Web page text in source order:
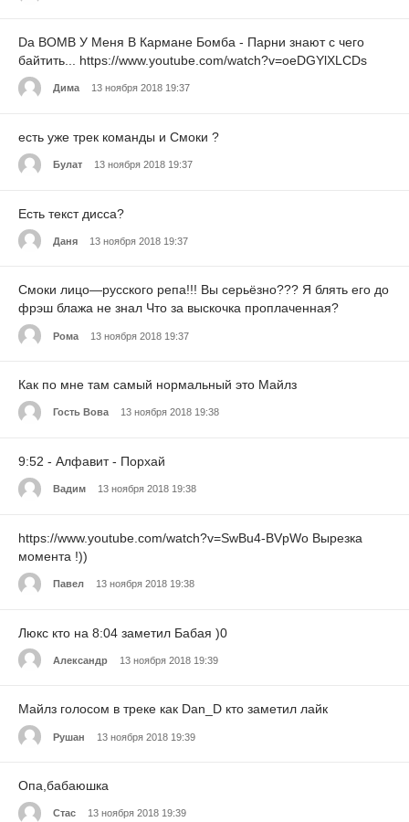
Da BOMB У Меня В Кармане Бомба - Парни знают с чего
байтить... https://www.youtube.com/watch?v=oeDGYlXLCDs
Дима 13 ноября 2018 19:37
есть уже трек команды и Смоки ?
Булат 13 ноября 2018 19:37
Есть текст дисса?
Даня 13 ноября 2018 19:37
Смоки лицо—русского репа!!! Вы серьёзно??? Я блять его до
фрэш блажа не знал Что за выскочка проплаченная?
Рома 13 ноября 2018 19:37
Как по мне там самый нормальный это Майлз
Гость Вова 13 ноября 2018 19:38
9:52 - Алфавит - Порхай
Вадим 13 ноября 2018 19:38
https://www.youtube.com/watch?v=SwBu4-BVpWo Вырезка
момента !))
Павел 13 ноября 2018 19:38
Люкс кто на 8:04 заметил Бабая )0
Александр 13 ноября 2018 19:39
Майлз голосом в треке как Dan_D кто заметил лайк
Рушан 13 ноября 2018 19:39
Опа,бабаюшка
Стас 13 ноября 2018 19:39